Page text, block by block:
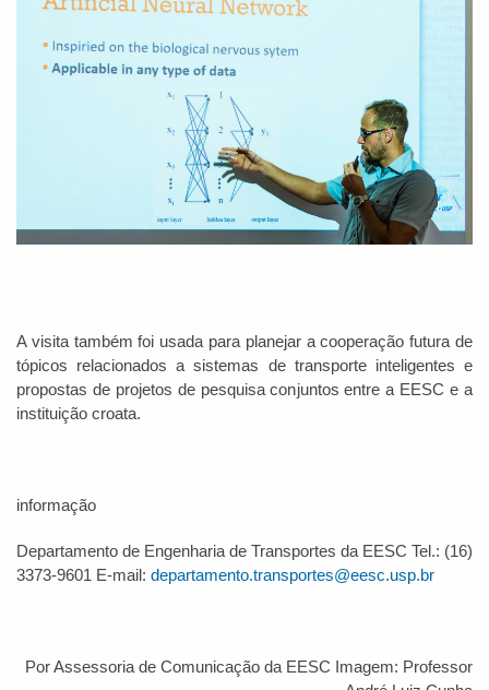
A visita também foi usada para planejar a cooperação futura de
tópicos relacionados a sistemas de transporte inteligentes e
propostas de projetos de pesquisa conjuntos entre a EESC e a
instituição croata.
informação
Departamento de Engenharia de Transportes da EESC Tel.: (16)
3373-9601 E-mail: departamento.transportes@eesc.usp.br
Por Assessoria de Comunicação da EESC Imagem: Professor